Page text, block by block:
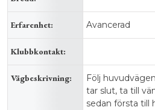
Erfarenhet: Avancerad
Klubbkontakt:
Vägbeskrivning:
Följ
tar slut, ta till
sedan första till